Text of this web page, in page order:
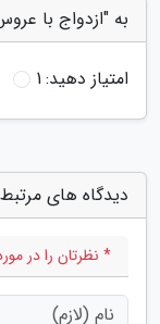
به "ازدواج با
امتیاز دهید:1
دیدگاه های
* نظرتان را در